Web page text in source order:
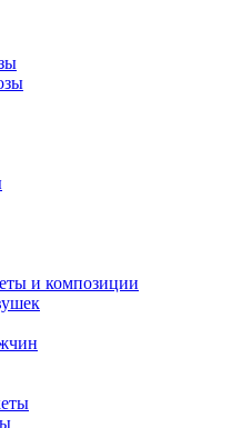
и композиции